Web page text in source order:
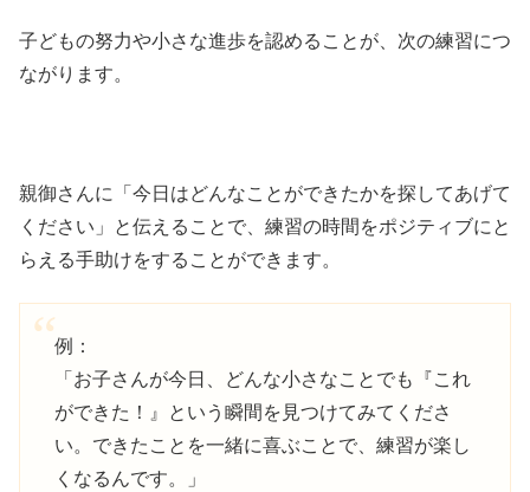
子どもの努力や小さな進歩を認めることが、次の練習につ
ながります。
親御さんに「今日はどんなことができたかを探してあげて
ください」と伝えることで、練習の時間をポジティブにと
らえる手助けをすることができます。
例：
「お子さんが今日、どんな小さなことでも『これ
ができた！』という瞬間を見つけてみてくださ
い。できたことを一緒に喜ぶことで、練習が楽し
くなるんです。」